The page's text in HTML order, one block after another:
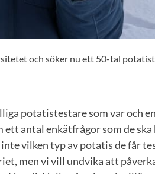
och söker nu ett 50-tal
potatistestare som var och
antal enkätfrågor som de ska
vilken typ av potatis de får
men vi vill undvika att